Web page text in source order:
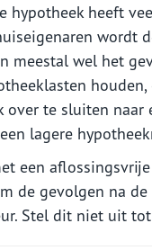
hypotheek heeft
wordt
meestal wel het
over te sluiten
lagere
een
de gevolgen na
Stel dit niet uit